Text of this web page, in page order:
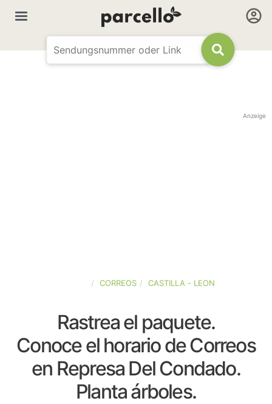
Anzeige
CORREOS CASTILLA - LEON
Rastrea el paquete.
Conoce el horario de Correos
en Represa Del Condado.
Planta árboles.